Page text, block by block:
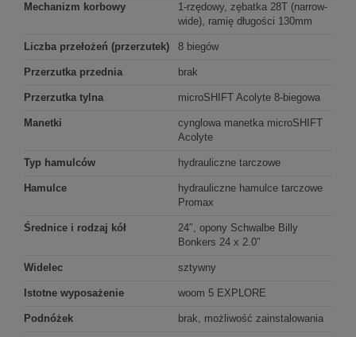
Mechanizm korbowy
1-rzędowy, zębatka 28T (narrow-
wide), ramię długości 130mm
Liczba przełożeń (przerzutek) 8 biegów
Przerzutka przednia brak
Przerzutka tylna microSHIFT Acolyte 8-biegowa
Manetki
cynglowa manetka microSHIFT
Acolyte
Typ hamulców hydrauliczne tarczowe
Hamulce
hydrauliczne hamulce tarczowe
Promax
Średnice i rodzaj kół
24″, opony Schwalbe Billy
Bonkers 24 x 2.0″
Widelec sztywny
Istotne wyposażenie woom 5 EXPLORE
Podnóżek brak, możliwość zainstalowania